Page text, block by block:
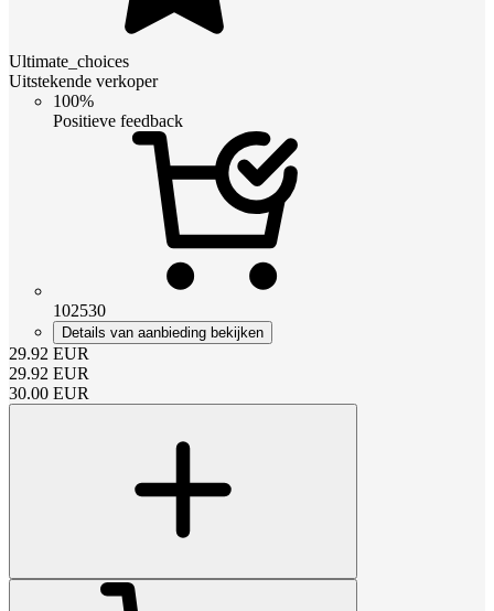
Ultimate_choices
Uitstekende verkoper
100%
Positieve feedback
102530
Details van aanbieding bekijken
29.92 EUR
29.92 EUR
30.00 EUR